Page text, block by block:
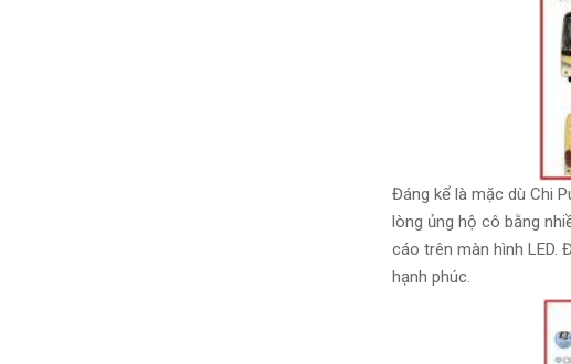
Đáng kể là mặc dù Chi
lòng ủng hộ cô bằng
cáo trên màn hình LED.
hạnh phúc.